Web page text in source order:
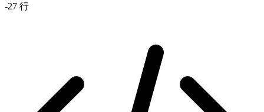
-27 行